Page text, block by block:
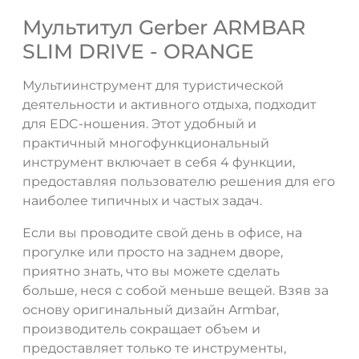
Мультитул Gerber ARMBAR
SLIM DRIVE - ORANGE
Мультиинструмент для туристической
деятельности и активного отдыха, подходит
для EDC-ношения. Этот удобный и
практичный многофункциональный
инструмент включает в себя 4 функции,
предоставляя пользователю решения для его
наиболее типичных и частых задач.
Если вы проводите свой день в офисе, на
прогулке или просто на заднем дворе,
приятно знать, что вы можете сделать
больше, неся с собой меньше вещей. Взяв за
основу оригинальный дизайн Armbar,
производитель сокращает объем и
предоставляет только те инструменты,